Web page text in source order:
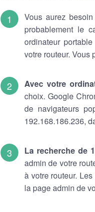
Vous aurez
probablement le
ordinateur
votre routeur. Vous
Avec votre
choix. Google
de navigateurs
192.168.186.236,
La recherche de
admin de votre
à votre routeur.
la page admin de